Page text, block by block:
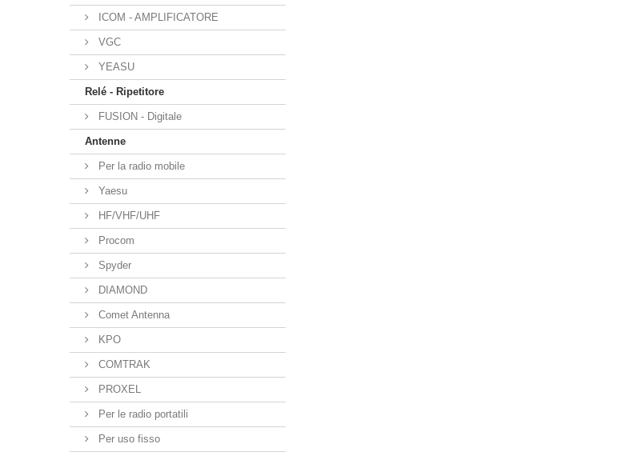
ICOM - AMPLIFICATORE
VGC
YEASU
Relé - Ripetitore
FUSION - Digitale
Antenne
Per la radio mobile
Yaesu
HF/VHF/UHF
Procom
Spyder
DIAMOND
Comet Antenna
KPO
COMTRAK
PROXEL
Per le radio portatili
Per uso fisso